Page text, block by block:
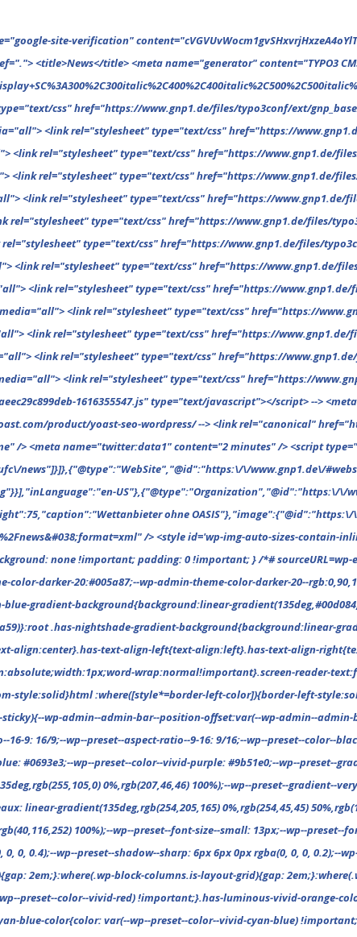
www.gnp1.de/files/typo3conf/ext/gnp_base/resources/public/assets/theme/breadcrumb-1616255617.css" media="all"> <link rel="stylesheet" type="text/css" href="https://www.gnp1.de/files/typo3conf/ext/gnp_base/resources/public/assets/theme/category-1616255617.css" media="all"> <link rel="stylesheet" type="text/css" href="https://www.gnp1.de/files/typo3conf/ext/gnp_base/resources/public/assets/theme/column-1616255617.css" media="all"> <link rel="stylesheet" type="text/css" href="https://www.gnp1.de/files/typo3conf/ext/gnp_base/resources/public/assets/theme/comments-1616255617.css" media="all"> <link rel="stylesheet" type="text/css" href="https://www.gnp1.de/files/typo3conf/ext/gnp_base/resources/public/assets/theme/featured-1616255617.css" media="all"> <link rel="stylesheet" type="text/css" href="https://www.gnp1.de/files/typo3conf/ext/gnp_base/resources/public/assets/theme/footer-1616255617.css" media="all"> <link rel="stylesheet" type="text/css" href="https://www.gnp1.de/files/typo3conf/ext/gnp_base/resources/public/assets/theme/general-1616255617.css" media="all"> <link rel="stylesheet" type="text/css" href="https://www.gnp1.de/files/typo3conf/ext/gnp_base/resources/public/assets/theme/header-1616255617.css"